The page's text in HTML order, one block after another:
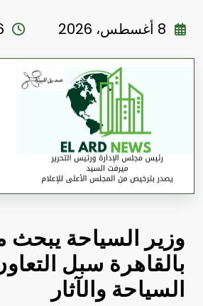
8 أغسطس، 2026
وزير السياحة يبحث
بالقاهرة سبل
السياحة والآثار